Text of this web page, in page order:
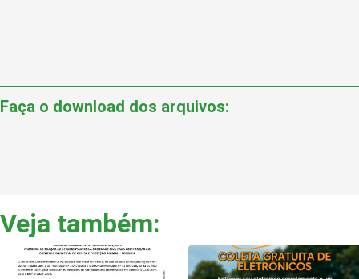
Faça o download dos arquivos:
Veja também: